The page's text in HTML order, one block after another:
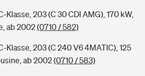
Klasse, 203 (C 30 CDI AMG), 170 kW,
ab 2002(0710 / 582)
Klasse, 203 (C 240 V6 4MATIC), 125
ab 2002(0710 / 583)